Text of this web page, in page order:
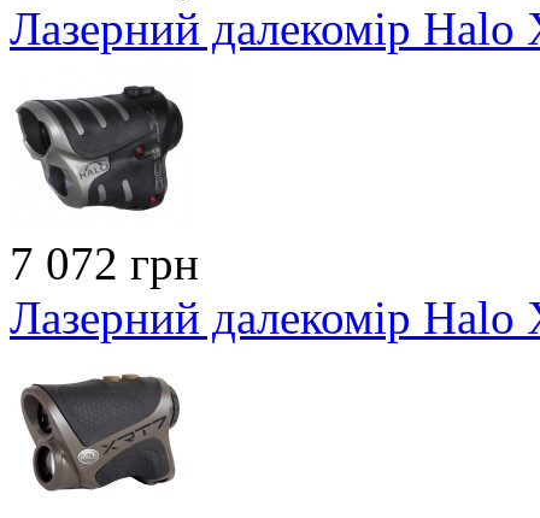
Лазерний далекомір
7 072 грн
Лазерний далекомір Halo